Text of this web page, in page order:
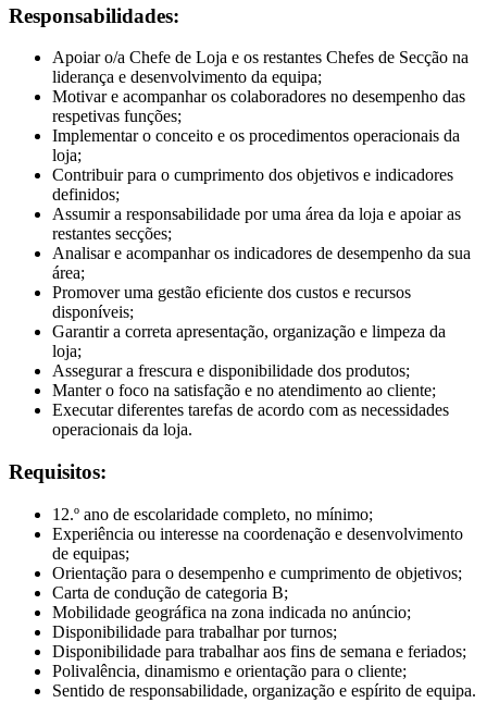
Responsabilidades:
Apoiar o/a Chefe de Loja e os restantes Chefes de Secção na
liderança e desenvolvimento da equipa;
Motivar e acompanhar os colaboradores no desempenho das
respetivas funções;
Implementar o conceito e os procedimentos operacionais da
loja;
Contribuir para o cumprimento dos objetivos e indicadores
definidos;
Assumir a responsabilidade por uma área da loja e apoiar as
restantes secções;
Analisar e acompanhar os indicadores de desempenho da sua
área;
Promover uma gestão eficiente dos custos e recursos
disponíveis;
Garantir a correta apresentação, organização e limpeza da
loja;
Assegurar a frescura e disponibilidade dos produtos;
Manter o foco na satisfação e no atendimento ao cliente;
Executar diferentes tarefas de acordo com as necessidades
operacionais da loja.
Requisitos:
12.º ano de escolaridade completo, no mínimo;
Experiência ou interesse na coordenação e desenvolvimento
de equipas;
Orientação para o desempenho e cumprimento de objetivos;
Carta de condução de categoria B;
Mobilidade geográfica na zona indicada no anúncio;
Disponibilidade para trabalhar por turnos;
Disponibilidade para trabalhar aos fins de semana e feriados;
Polivalência, dinamismo e orientação para o cliente;
Sentido de responsabilidade, organização e espírito de equipa.